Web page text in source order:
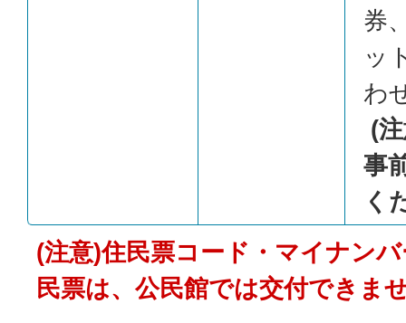
券
ッ
わ
(
事
く
(注意)住民票コード・マイナン
民票は、公民館では交付できま